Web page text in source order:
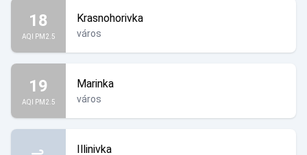
18
AQI PM2.5
Krasnohorivka
város
19
AQI PM2.5
Marinka
város
Illinivka